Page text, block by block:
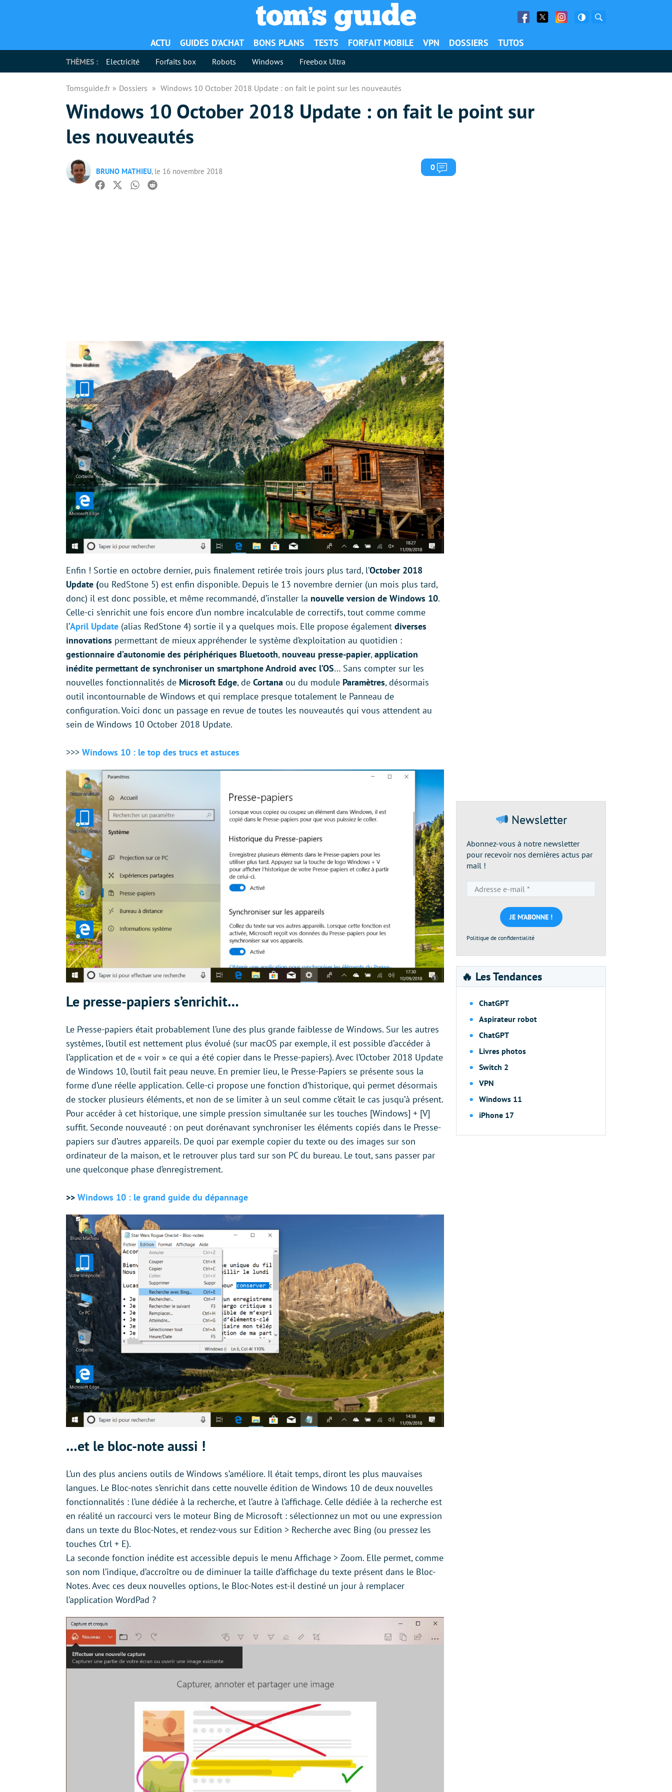
Facebook
Twitter Facebook
ACTU GUIDES D’ACHAT BONS PLANS TESTS FORFAIT MOBILE VPN DOSSIERS TUTOS
THÈMES : Electricité Forfaits box Robots Windows Freebox Ultra
Tomsguide.fr Dossiers Windows 10 October 2018 Update : on fait le point sur les nouveautés
Windows 10 October 2018 Update : on fait le point sur
les nouveautés
BRUNO MATHIEU, le 16 novembre 2018 0 Commentaires
Facebook
TwitterWhatsapp
Reddit
Enfin ! Sortie en octobre dernier, puis finalement retirée trois jours plus tard, l’October 2018
Update (ou RedStone 5) est enfin disponible. Depuis le 13 novembre dernier (un mois plus tard,
donc) il est donc possible, et même recommandé, d’installer la nouvelle version de Windows 10.
Celle-ci s’enrichit une fois encore d’un nombre incalculable de correctifs, tout comme comme
l’April Update (alias RedStone 4) sortie il y a quelques mois. Elle propose également diverses
innovations permettant de mieux appréhender le système d’exploitation au quotidien :
gestionnaire d’autonomie des périphériques Bluetooth, nouveau presse-papier,application
inédite permettant de synchroniser un smartphone Android avec l’OS… Sans compter sur les
nouvelles fonctionnalités de Microsoft Edge, de Cortana ou du module Paramètres, désormais
outil incontournable de Windows et qui remplace presque totalement le Panneau de
configuration. Voici donc un passage en revue de toutes les nouveautés qui vous attendent au
sein de Windows 10 October 2018 Update.
>>> Windows 10 : le top des trucs et astuces
Le presse-papiers s’enrichit…
Le Presse-papiers était probablement l’une des plus grande faiblesse de Windows. Sur les autres
systèmes, l’outil est nettement plus évolué (sur macOS par exemple, il est possible d’accéder à
l’application et de « voir » ce qui a été copier dans le Presse-papiers). Avec l’October 2018 Update
de Windows 10, l’outil fait peau neuve. En premier lieu, le Presse-Papiers se présente sous la
forme d’une réelle application. Celle-ci propose une fonction d’historique, qui permet désormais
de stocker plusieurs éléments, et non de se limiter à un seul comme c’était le cas jusqu’à présent.
Pour accéder à cet historique, une simple pression simultanée sur les touches [Windows] + [V]
suffit. Seconde nouveauté : on peut dorénavant synchroniser les éléments copiés dans le Presse-
papiers sur d’autres appareils. De quoi par exemple copier du texte ou des images sur son
ordinateur de la maison, et le retrouver plus tard sur son PC du bureau. Le tout, sans passer par
une quelconque phase d’enregistrement.
>> Windows 10 : le grand guide du dépannage
…et le bloc-note aussi !
L’un des plus anciens outils de Windows s’améliore. Il était temps, diront les plus mauvaises
langues. Le Bloc-notes s’enrichit dans cette nouvelle édition de Windows 10 de deux nouvelles
fonctionnalités : l’une dédiée à la recherche, et l’autre à l’affichage. Celle dédiée à la recherche est
en réalité un raccourci vers le moteur Bing de Microsoft : sélectionnez un mot ou une expression
dans un texte du Bloc-Notes, et rendez-vous sur Edition > Recherche avec Bing (ou pressez les
touches Ctrl + E).
La seconde fonction inédite est accessible depuis le menu Affichage > Zoom. Elle permet, comme
son nom l’indique, d’accroître ou de diminuer la taille d’affichage du texte présent dans le Bloc-
Notes. Avec ces deux nouvelles options, le Bloc-Notes est-il destiné un jour à remplacer
l’application WordPad ?
Newsletter
Abonnez-vous à notre newsletter
pour recevoir nos dernières actus par
mail !
e-
mail
*
Politique de confidentialité
🔥 Les Tendances
ChatGPT
Aspirateur robot
ChatGPT
Livres photos
Switch 2
VPN
Windows 11
iPhone 17